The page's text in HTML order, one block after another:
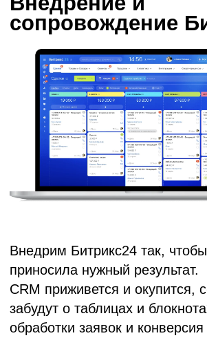
Внедрим Битрикс24 так, чтобы система
приносила нужный результат.
CRM приживется и окупится, сотрудники
забудут о таблицах и блокнотах, а скорость
обработки заявок и конверсия вырастут.
Базово настроенная система, готовая к
Сотрудники ежедневно пользуются
инструментами Битрикс24.
Продажа лицензий
Битрикс24